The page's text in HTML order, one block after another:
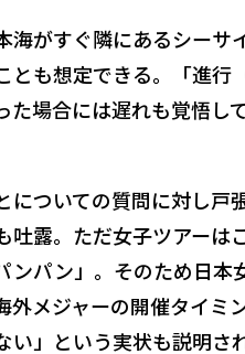
海がすぐ隣にあるシー
とも想定できる。「進
た場合には遅れも覚悟
についての質問に対し
吐露。ただ女子ツアー
ンパン」。そのため日
外メジャーの開催タイミ
い」という実状も説明さ